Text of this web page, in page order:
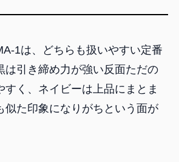
1は、どちらも扱いやすい定番
は引き締め力が強い反面ただの
すく、ネイビーは上品にまとま
似た印象になりがちという面が